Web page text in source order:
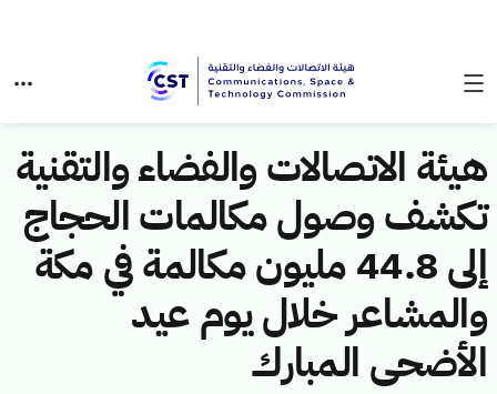
هيئة الاتصالات والفضاء والتقنية
تكشف وصول مكالمات الحجاج
إلى 44.8 مليون مكالمة في مكة
والمشاعر خلال يوم عيد
الأضحى المبارك